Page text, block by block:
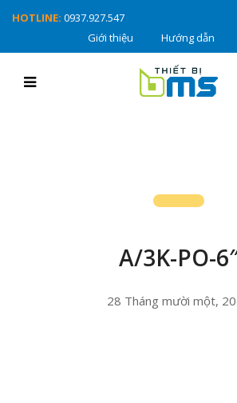
HOTLINE: 0937.927.547
Giới thiệu
Hướng dẫn
A/3K-PO-
28 Tháng mười một,